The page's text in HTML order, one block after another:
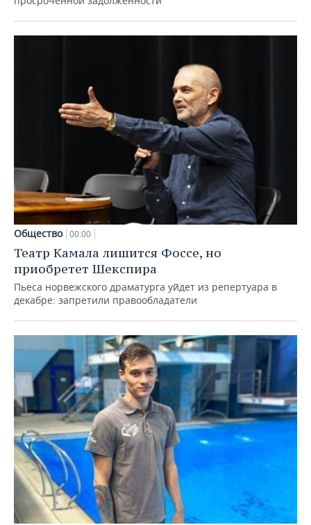
Общество 00:00
Театр Камала лишится Фоссе, но
приобретет Шекспира
Пьеса норвежского драматурга уйдет из репертуара в
декабре: запретили правообладатели